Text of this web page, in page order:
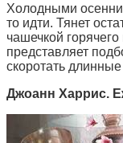
Холодными
то идти. Тянет
чашечкой
представляет
скоротать
Джоанн Харрис.